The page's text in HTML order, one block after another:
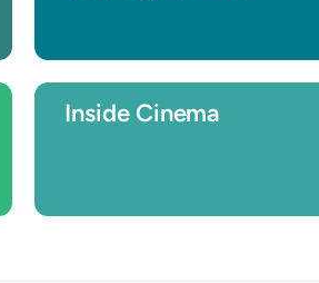
Inside Cinema